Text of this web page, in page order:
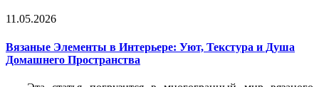
11.05.2026
Вязаные Элементы в Интерьере: Уют, Текстура и Душа
Домашнего Пространства